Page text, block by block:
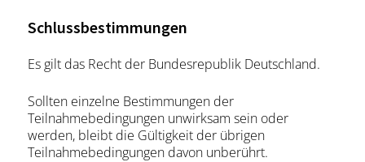
Schlussbestimmungen
Es gilt das Recht der Bundesrepublik Deutschland.
Sollten einzelne Bestimmungen der
Teilnahmebedingungen unwirksam sein oder
werden, bleibt die Gültigkeit der übrigen
Teilnahmebedingungen davon unberührt.